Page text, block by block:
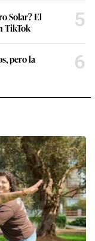
Solar? El
TikTok
5
pero la
6